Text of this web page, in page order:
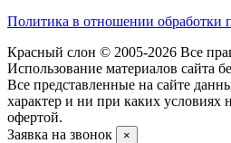
Политика в отношении обработки
Красный слон © 2005-2026 Все
Использование материалов сайта
Все представленные на сайте
характер и ни при каких условиях
офертой.
Заявка на звонок
×